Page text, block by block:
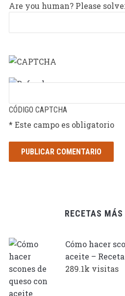
Are you human? Please solve:
CÓDIGO CAPTCHA
* Este campo es obligatorio
RECETAS
Cómo hacer
aceite –
289.1k visitas